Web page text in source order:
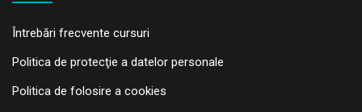
Întrebări frecvente cursuri
Politica de protecţie a datelor personale
Politica de folosire a cookies